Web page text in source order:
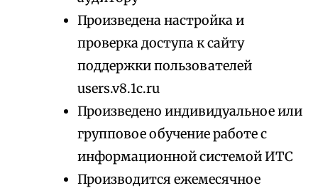
Произведена настройка и
проверка доступа к сайту
поддержки пользователей
users.v8.1c.ru
Произведено индивидуальное или
групповое обучение работе с
информационной системой ИТС
Производится ежемесячное